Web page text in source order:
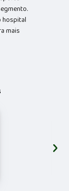
hospital
mais
›